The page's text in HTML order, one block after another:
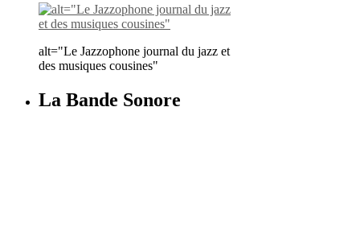
alt="Le Jazzophone journal du jazz et
des musiques cousines"
La Bande Sonore